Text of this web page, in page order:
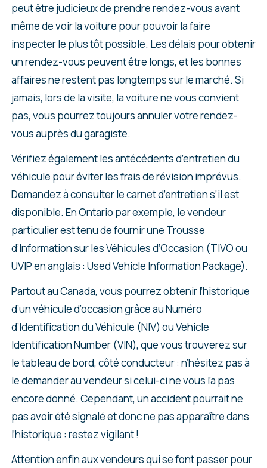
peut être judicieux de prendre rendez-vous avant
même de voir la voiture pour pouvoir la faire
inspecter le plus tôt possible. Les délais pour obtenir
un rendez-vous peuvent être longs, et les bonnes
affaires ne restent pas longtemps sur le marché. Si
jamais, lors de la visite, la voiture ne vous convient
pas, vous pourrez toujours annuler votre rendez-
vous auprès du garagiste.
Vérifiez également les antécédents d’entretien du
véhicule pour éviter les frais de révision imprévus.
Demandez à consulter le carnet d’entretien s’il est
disponible. En Ontario par exemple, le vendeur
particulier est tenu de fournir une Trousse
d’Information sur les Véhicules d’Occasion (TIVO ou
UVIP en anglais : Used Vehicle Information Package).
Partout au Canada, vous pourrez obtenir l’historique
d’un véhicule d’occasion grâce au Numéro
d’Identification du Véhicule (NIV) ou Vehicle
Identification Number (VIN), que vous trouverez sur
le tableau de bord, côté conducteur : n’hésitez pas à
le demander au vendeur si celui-ci ne vous l’a pas
encore donné. Cependant, un accident pourrait ne
pas avoir été signalé et donc ne pas apparaître dans
l’historique : restez vigilant !
Attention enfin aux vendeurs qui se font passer pour